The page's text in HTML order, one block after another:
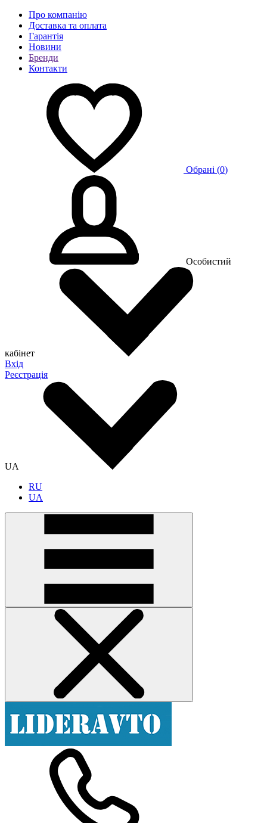
Про компанію
Доставка та оплата
Гарантія
Новини
Бренди
Контакти
Обрані (0)
Особистий
кабінет
Вхід
Реєстрація
UA
RU
UA